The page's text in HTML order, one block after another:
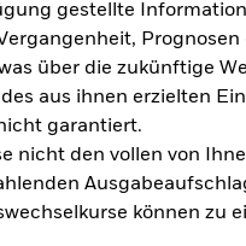
gestellte
über die zukünftige
aus ihnen erzielten
garantiert.
nicht den vollen von
können zu